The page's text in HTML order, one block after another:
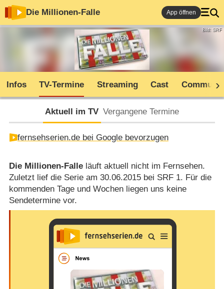
Die Millionen-Falle App öffnen
Bild: SRF
Infos TV-Termine Streaming Cast
Aktuell im TV Vergangene Termine
fernsehserien.de bei Google bevorzugen
Die Millionen-Falleläuft aktuell nicht im Fernsehen.
Zuletzt lief die Serie am 30.06.2015 bei SRF 1. Für die
kommenden Tage und Wochen liegen uns keine
Sendetermine vor.